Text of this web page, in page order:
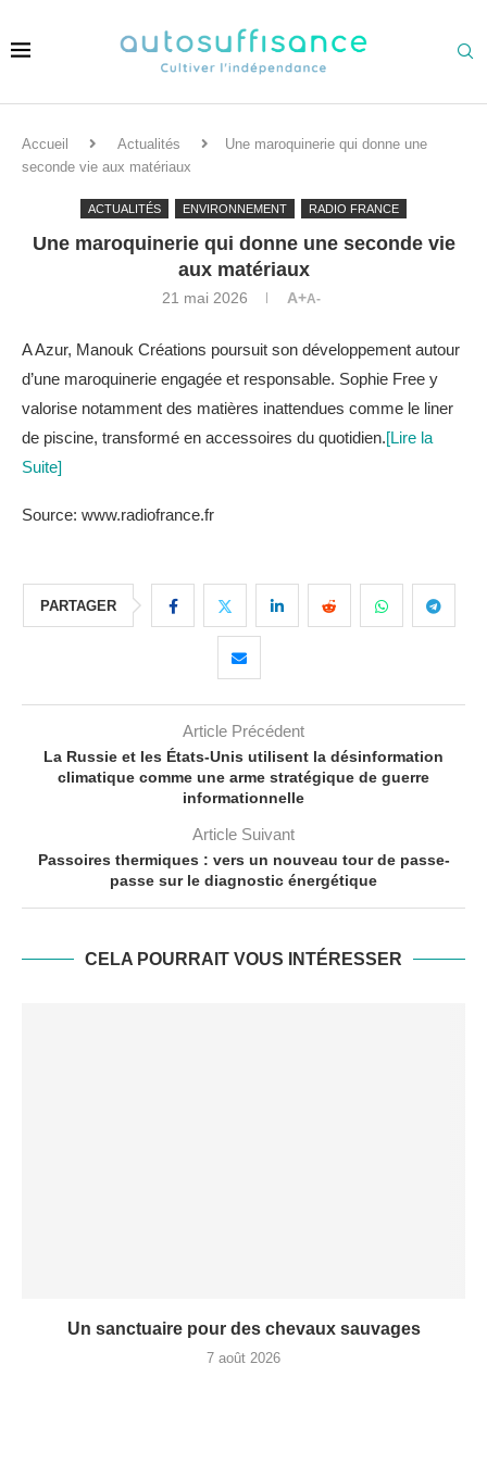
Accueil Actualités
Une maroquinerie qui donne une
seconde vie aux matériaux
ACTUALITÉS ENVIRONNEMENT RADIO FRANCE
Une maroquinerie qui donne une seconde vie
aux matériaux
21 mai 2026 A+A-
A Azur, Manouk Créations poursuit son développement autour
d’une maroquinerie engagée et responsable. Sophie Free y
valorise notamment des matières inattendues comme le liner
de piscine, transformé en accessoires du quotidien.[Lire la
Suite]
Source: www.radiofrance.fr
PARTAGER
Article Précédent
La Russie et les États-Unis utilisent la désinformation
climatique comme une arme stratégique de guerre
informationnelle
Article Suivant
Passoires thermiques : vers un nouveau tour de passe-
passe sur le diagnostic énergétique
CELA POURRAIT VOUS INTÉRESSER
Un sanctuaire pour des chevaux sauvages
7 août 2026